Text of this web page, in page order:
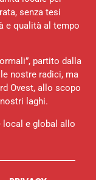
senza tesi
e qualità al tempo
partito dalla
nostre radici, ma
Ovest, allo scopo
laghi.
local e global allo